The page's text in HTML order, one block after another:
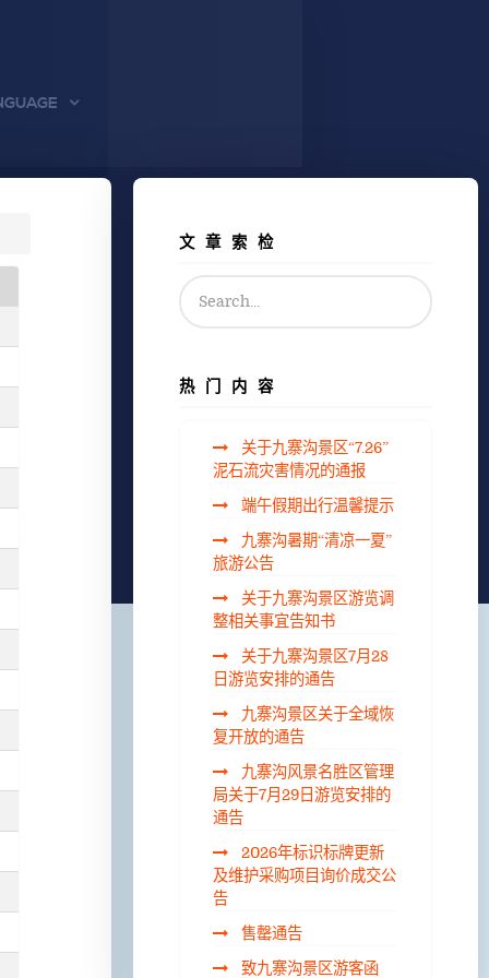
文章索检
热门内容
关于九寨沟景区“7.26”
泥石流灾害情况的通报
端午假期出行温馨提示
九寨沟暑期“清凉一夏”
旅游公告
关于九寨沟景区游览调
整相关事宜告知书
关于九寨沟景区7月28
日游览安排的通告
九寨沟景区关于全域恢
复开放的通告
九寨沟风景名胜区管理
局关于7月29日游览安排的
通告
2026年标识标牌更新
及维护采购项目询价成交公
告
售罄通告
致九寨沟景区游客函